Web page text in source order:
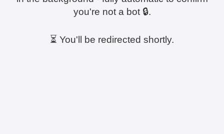
you're not a bot 🔒.
⏳ You'll be redirected shortly.